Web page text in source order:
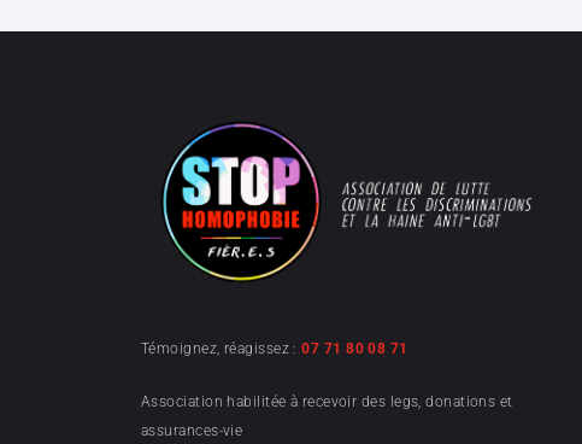
Témoignez, réagissez :07 71 80 08 71
Association habilitée à recevoir des legs, donations et
assurances-vie